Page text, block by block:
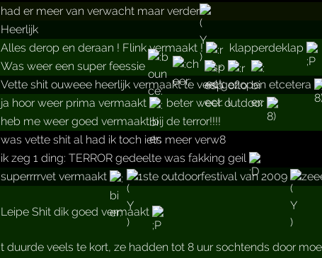
had er meer van verwacht maar verder
Heerlijk
Alles derop en deraan ! Flink vermaakt ! klapperdeklap
Was weer een super feessie
Vette shit ouweee heerlijk vermaakt te veel gezopen etcetera
ja hoor weer prima vermaakt beter weer outdoor
heb me weer goed vermaakt bij de terror!!!!
was vette shit al had ik toch iets meer verw8
ik zeg 1 ding: TERROR gedeelte was fakking geil
superrrrvet vermaakt 1ste outdoorfestival van 2009
Leipe Shit dik goed vermaakt
t duurde veels te kort, ze hadden tot 8 uur sochtends door